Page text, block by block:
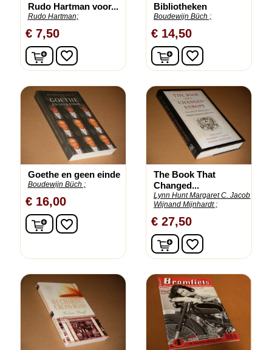
Rudo Hartman voor...
Rudo Hartman;
€ 7,50
In winkelwagen
favorite_border
Bibliotheken
Boudewijn Büch ;
€ 14,50
In winkelwagen
favorite_border
Goethe en geen einde
Boudewijn Büch ;
€ 16,00
In winkelwagen
favorite_border
The Book That
Changed...
Lynn Hunt Margaret C. Jacob
Wijnand Mijnhardt ;
€ 27,50
In winkelwagen
favorite_border